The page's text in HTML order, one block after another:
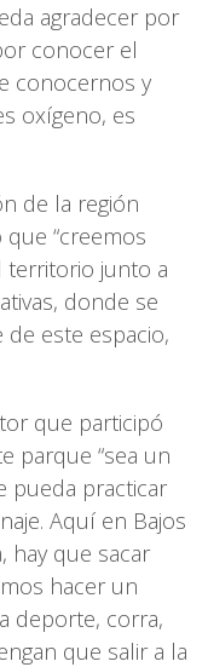
agradecer por
conocer el
conocernos y
oxígeno, es
de la región
“creemos
junto a
donde se
de este espacio,
que participó
parque “sea un
pueda practicar
Aquí en Bajos
hay que sacar
hacer un
deporte, corra,
que salir a la